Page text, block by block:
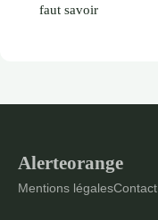
faut savoir
Alerteorange
Mentions légalesContact